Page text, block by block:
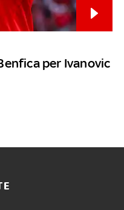
per Ivanovic